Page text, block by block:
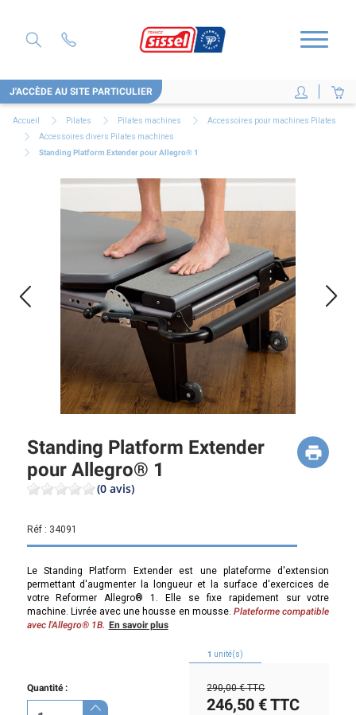
J'ACCÈDE AU SITE PARTICULIER
Accueil Pilates Pilates machines
Accessoires pour machines Pilates
Accessoires divers Pilates machines
Standing Platform Extender pour Allegro® 1
Standing Platform Extender
pour Allegro® 1
(0 avis)
Réf : 34091
Le Standing Platform Extender est une plateforme d'extension
permettant d'augmenter la longueur et la surface d'exercices de
votre Reformer Allegro® 1. Elle se fixe rapidement sur votre
machine. Livrée avec une housse en mousse.Plateforme compatible
avec l'Allegro® 1B. En savoir plus
Quantité :
1 unité(s)
290,00 € TTC
246,50 €TTC